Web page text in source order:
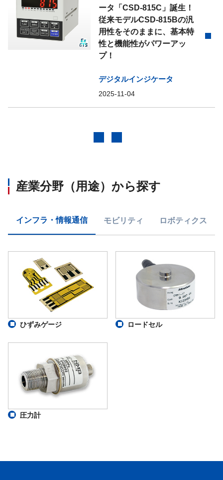
ータ「CSD-815C」誕生！
従来モデルCSD-815Bの汎
用性をそのままに、基本特
性と機能性がパワーアッ
プ！
デジタルインジケータ
2025-11-04
産業分野（用途）から探す
インフラ・情報通信 モビリティ ロボティクス
ひずみゲージ ロードセル
圧力計